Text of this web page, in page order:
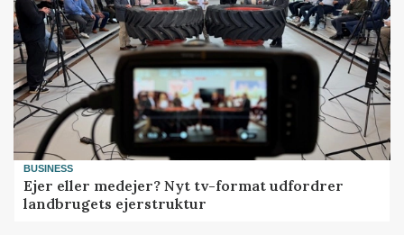
BUSINESS
Ejer eller medejer? Nyt tv-format udfordrer
landbrugets ejerstruktur